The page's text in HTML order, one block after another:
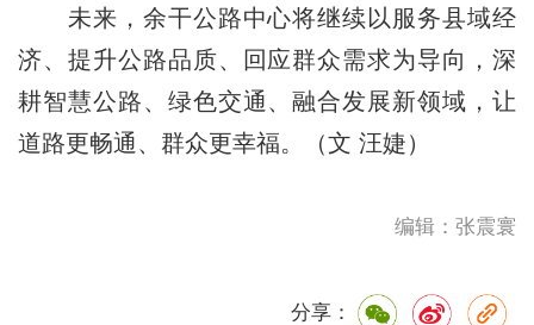
未来，余干公路中心将继续以服务县域经
济、提升公路品质、回应群众需求为导向，深
耕智慧公路、绿色交通、融合发展新领域，让
道路更畅通、群众更幸福。（文 汪婕）
编辑：张震寰
分享：